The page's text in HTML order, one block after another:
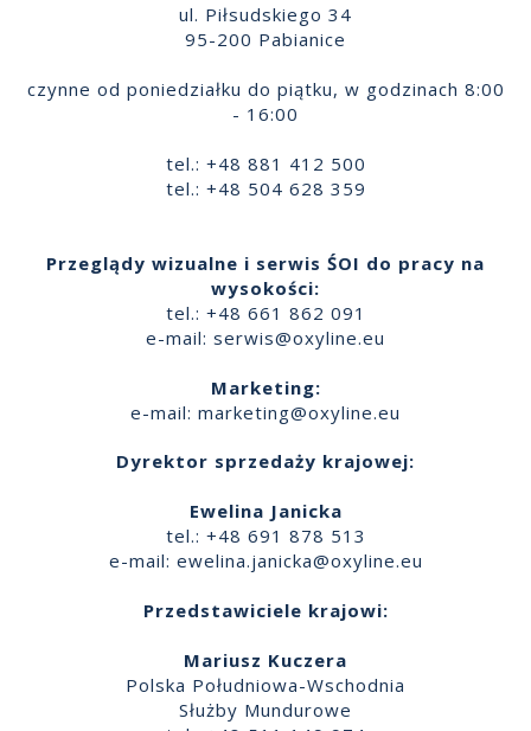
ul. Piłsudskiego 34
95-200 Pabianice
czynne od poniedziałku do piątku, w godzinach 8:00
- 16:00
tel.: +48 881 412 500
tel.: +48 504 628 359
Przeglądy wizualne i serwis ŚOI do pracy na
wysokości:
tel.: +48 661 862 091
e-mail: serwis@oxyline.eu
Marketing:
e-mail: marketing@oxyline.eu
Dyrektor sprzedaży krajowej:
Ewelina Janicka
tel.: +48 691 878 513
e-mail: ewelina.janicka@oxyline.eu
Przedstawiciele krajowi:
Mariusz Kuczera
Polska Południowa-Wschodnia
Służby Mundurowe